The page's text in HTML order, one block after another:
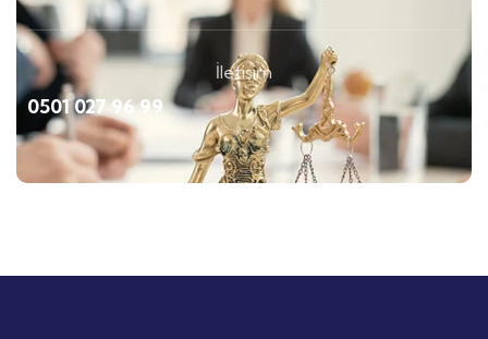
İletişim
0501 027 96 99